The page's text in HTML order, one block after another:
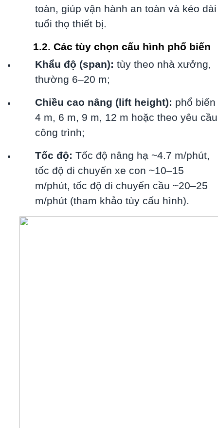
toàn, giúp vận hành an toàn và kéo dài
tuổi thọ thiết bị.
1.2. Các tùy chọn cấu hình phổ biến
Khẩu độ (span): tùy theo nhà xưởng,
thường 6–20 m;
Chiều cao nâng (lift height): phổ biến
4 m, 6 m, 9 m, 12 m hoặc theo yêu cầu
công trình;
Tốc độ: Tốc độ nâng hạ ~4.7 m/phút,
tốc độ di chuyển xe con ~10–15
m/phút, tốc độ di chuyển cầu ~20–25
m/phút (tham khảo tùy cấu hình).